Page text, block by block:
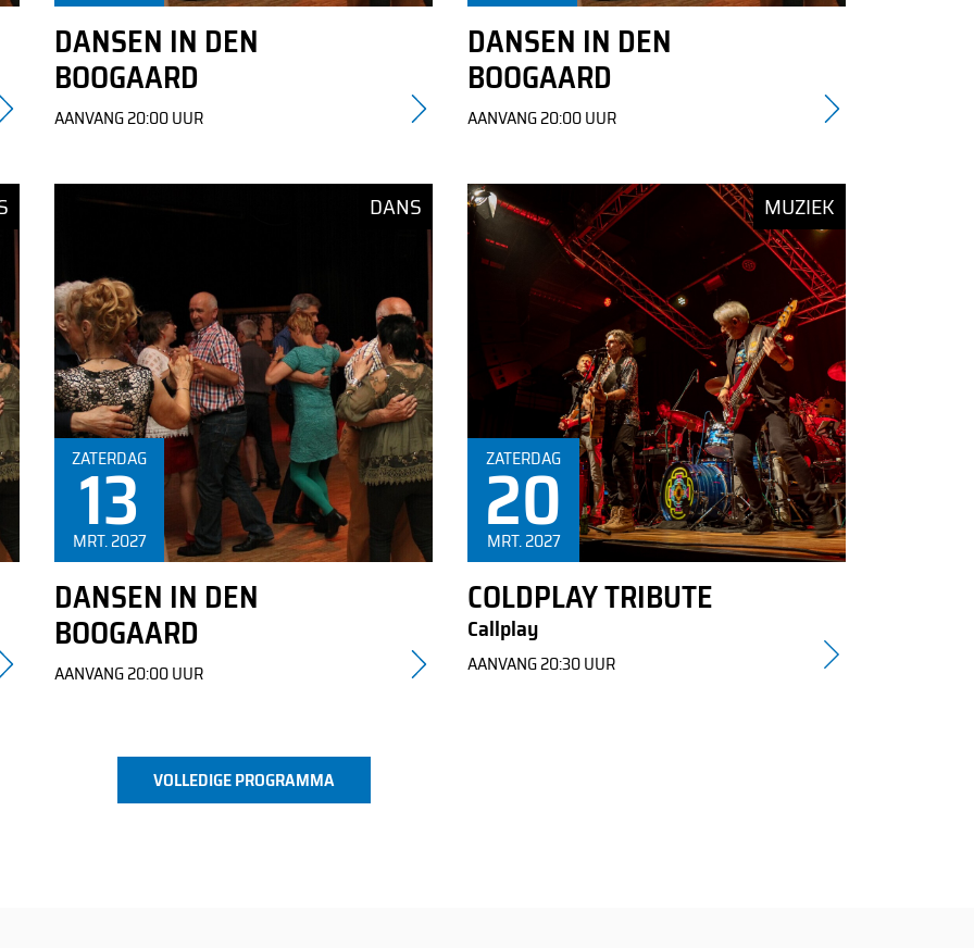
Programma
Verenigingen
Contact
DANSEN IN DEN
BOOGAARD
AANVANG 20:00 UUR
DANSEN IN DEN
BOOGAARD
AANVANG 20:00 UUR
DANS
ZATERDAG
13
MRT. 2027
Informatie over de kaartverkoop is te vinden in de
tekst
DANSEN IN DEN
BOOGAARD
AANVANG 20:00 UUR
MUZIEK
ZATERDAG
20
MRT. 2027
COLDPLAY TRIBUTE
Callplay
AANVANG 20:30 UUR
VOLLEDIGE PROGRAMMA